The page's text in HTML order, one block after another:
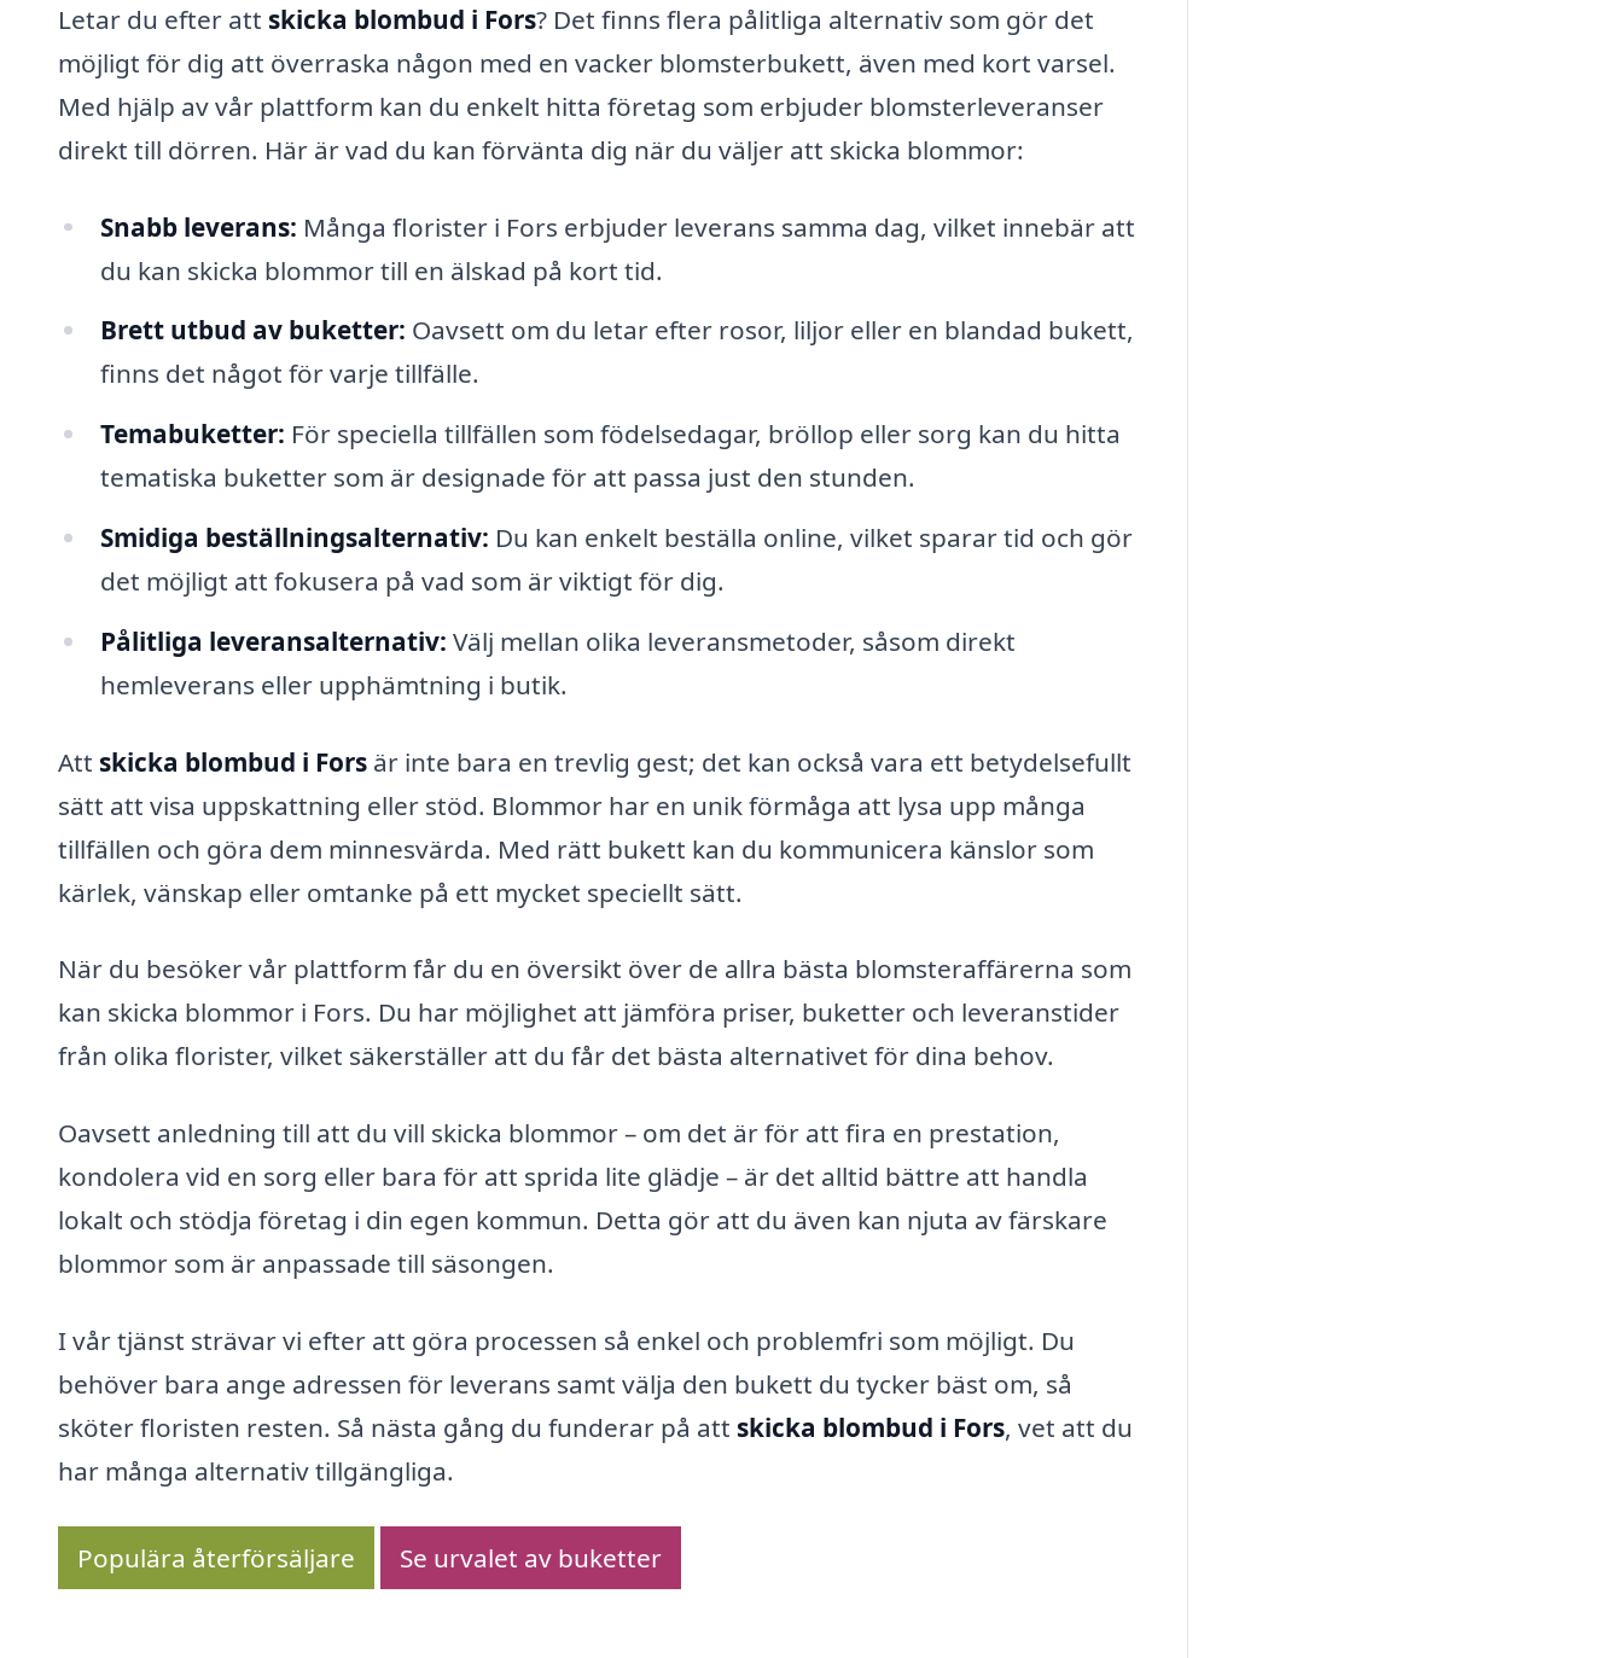
Letar du efter att skicka blombud i Fors? Det finns flera pålitliga alternativ som gör det
möjligt för dig att överraska någon med en vacker blomsterbukett, även med kort varsel.
Med hjälp av vår plattform kan du enkelt hitta företag som erbjuder blomsterleveranser
direkt till dörren. Här är vad du kan förvänta dig när du väljer att skicka blommor:
Snabb leverans: Många florister i Fors erbjuder leverans samma dag, vilket innebär att
du kan skicka blommor till en älskad på kort tid.
Brett utbud av buketter: Oavsett om du letar efter rosor, liljor eller en blandad bukett,
finns det något för varje tillfälle.
Temabuketter: För speciella tillfällen som födelsedagar, bröllop eller sorg kan du hitta
tematiska buketter som är designade för att passa just den stunden.
Smidiga beställningsalternativ: Du kan enkelt beställa online, vilket sparar tid och gör
det möjligt att fokusera på vad som är viktigt för dig.
Pålitliga leveransalternativ: Välj mellan olika leveransmetoder, såsom direkt
hemleverans eller upphämtning i butik.
Att skicka blombud i Fors är inte bara en trevlig gest; det kan också vara ett betydelsefullt
sätt att visa uppskattning eller stöd. Blommor har en unik förmåga att lysa upp många
tillfällen och göra dem minnesvärda. Med rätt bukett kan du kommunicera känslor som
kärlek, vänskap eller omtanke på ett mycket speciellt sätt.
När du besöker vår plattform får du en översikt över de allra bästa blomsteraffärerna som
kan skicka blommor i Fors. Du har möjlighet att jämföra priser, buketter och leveranstider
från olika florister, vilket säkerställer att du får det bästa alternativet för dina behov.
Oavsett anledning till att du vill skicka blommor – om det är för att fira en prestation,
kondolera vid en sorg eller bara för att sprida lite glädje – är det alltid bättre att handla
lokalt och stödja företag i din egen kommun. Detta gör att du även kan njuta av färskare
blommor som är anpassade till säsongen.
I vår tjänst strävar vi efter att göra processen så enkel och problemfri som möjligt. Du
behöver bara ange adressen för leverans samt välja den bukett du tycker bäst om, så
sköter floristen resten. Så nästa gång du funderar på att skicka blombud i Fors, vet att du
har många alternativ tillgängliga.
Populära återförsäljare Se urvalet av buketter